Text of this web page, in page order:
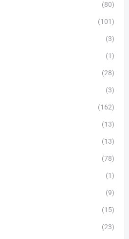
(80)
(101)
(3)
(1)
(28)
(3)
(162)
(13)
(13)
(78)
(1)
(9)
(15)
(23)